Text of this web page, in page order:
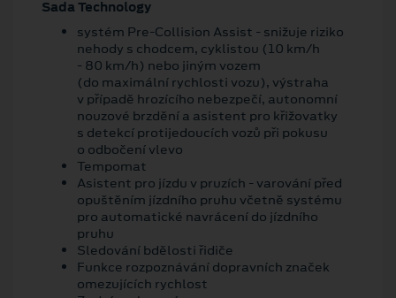
Sada Technology
systém Pre-Collision Assist - snižuje riziko
nehody s chodcem, cyklistou (10 km/h
- 80 km/h) nebo jiným vozem
(do maximální rychlosti vozu), výstraha
v případě hrozícího nebezpečí, autonomní
nouzové brzdění a asistent pro křižovatky
s detekcí protijedoucích vozů při pokusu
o odbočení vlevo
Tempomat
Asistent pro jízdu v pruzích - varování před
opuštěním jízdního pruhu včetně systému
pro automatické navrácení do jízdního
pruhu
Sledování bdělosti řidiče
Funkce rozpoznávání dopravních značek
omezujících rychlost